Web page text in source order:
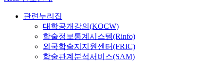
관련누리집
대학공개강의(KOCW)
학술정보통계시스템(Rinfo)
외국학술지지원센터(FRIC)
학술관계분석서비스(SAM)